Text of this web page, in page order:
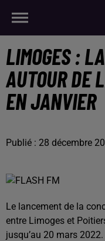
LIMOGES :
AUTOUR DE
EN JANVIER
Publié : 28 décembre
Le lancement de la
entre Limoges et
jusqu’au 20 mars